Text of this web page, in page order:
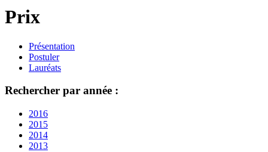
Prix
Présentation
Postuler
Lauréats
Rechercher par année :
2016
2015
2014
2013